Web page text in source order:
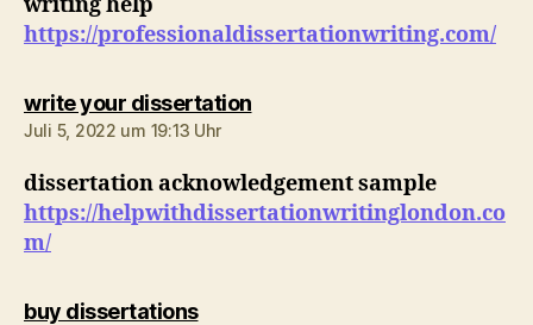
https://professionaldissertationwriting.com/
write your dissertationsagt:
Juli 5, 2022 um 19:13 Uhr
dissertation acknowledgement sample
https://helpwithdissertationwritinglondon.co
m/
buy dissertationssagt: